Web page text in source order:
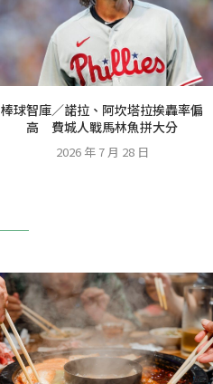
棒球智庫／諾拉、阿坎塔拉挨轟率偏
高 費城人戰馬林魚拼大分
2026 年 7 月 28 日